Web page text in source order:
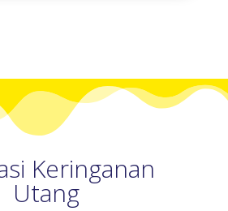
Keringanan
Utang